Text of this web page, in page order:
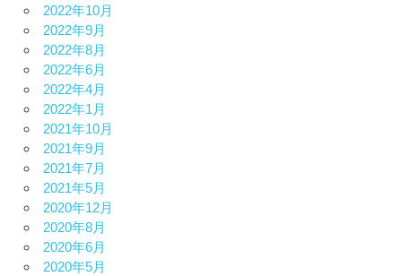
2022年10月
2022年9月
2022年8月
2022年6月
2022年4月
2022年1月
2021年10月
2021年9月
2021年7月
2021年5月
2020年12月
2020年8月
2020年6月
2020年5月